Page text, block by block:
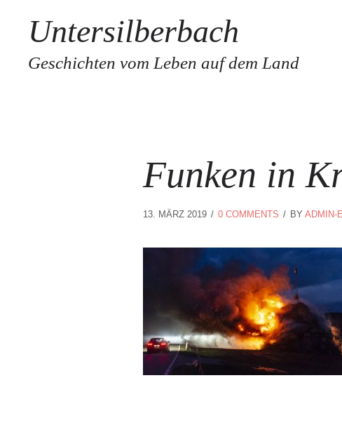
Untersilberbach
Geschichten vom Leben auf dem Land
Funken in
13. MÄRZ 2019 0 COMMENTS BY ADMIN-